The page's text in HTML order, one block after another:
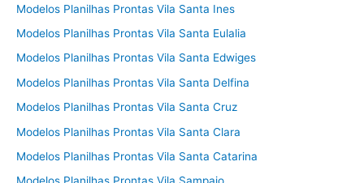
Modelos Planilhas Prontas Vila Santa Ines
Modelos Planilhas Prontas Vila Santa Eulalia
Modelos Planilhas Prontas Vila Santa Edwiges
Modelos Planilhas Prontas Vila Santa Delfina
Modelos Planilhas Prontas Vila Santa Cruz
Modelos Planilhas Prontas Vila Santa Clara
Modelos Planilhas Prontas Vila Santa Catarina